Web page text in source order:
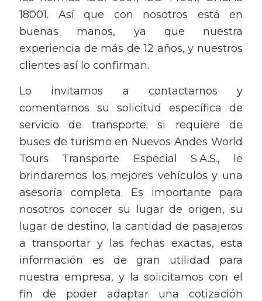
18001. Así que con nosotros está en
buenas manos, ya que nuestra
experiencia de más de 12 años, y nuestros
clientes así lo confirman.
Lo invitamos a contactarnos y
comentarnos su solicitud específica de
servicio de transporte; si requiere de
buses de turismo en Nuevos Andes World
Tours Transporte Especial S.A.S., le
brindaremos los mejores vehículos y una
asesoría completa. Es importante para
nosotros conocer su lugar de origen, su
lugar de destino, la cantidad de pasajeros
a transportar y las fechas exactas, esta
información es de gran utilidad para
nuestra empresa, y la solicitamos con el
fin de poder adaptar una cotización